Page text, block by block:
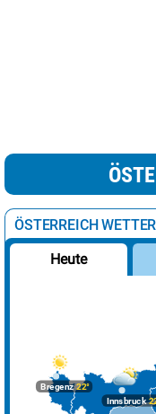
ÖSTERREICH WETTER
Heute
Bregenz22°
Innsbruck